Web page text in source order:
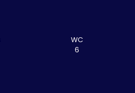
WC
6